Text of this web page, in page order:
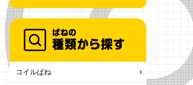
コイルばね